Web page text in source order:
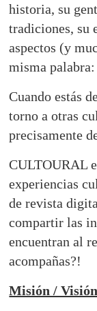
historia, su
tradiciones, su
aspectos (y
misma
Cuando estás
torno a otras
precisamente
CULTOURAL
experiencias
de revista
compartir las
encuentran al
acompañas?!
Misión / Visión